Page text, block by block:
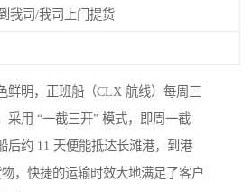
我司/我司上门提货
鲜明，正班船（CLX 航线）每周三
采用 “一截三开” 模式，即周一截
后约 11 天便能抵达长滩港，到港
，快捷的运输时效大地满足了客户